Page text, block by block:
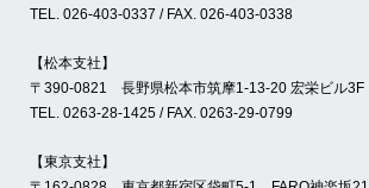
TEL. 026-403-0337 / FAX. 026-403-0338
松本支社
〒390-0821 長野県松本市筑摩1-13-20 宏栄ビル3F
TEL. 0263-28-1425 / FAX. 0263-29-0799
東京支社